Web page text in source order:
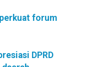
forum
DPRD